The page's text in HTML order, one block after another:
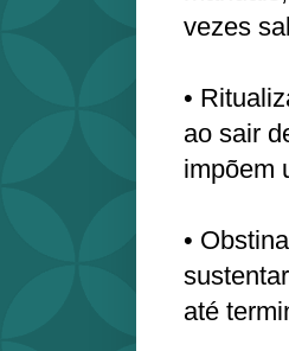
vezes
•
ao sair
impõem
•
até